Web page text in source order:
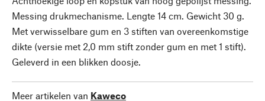
Messing drukmechanisme. Lengte 14 cm. Gewicht 30 g.
Met verwisselbare gum en 3 stiften van overeenkomstige
dikte (versie met 2,0 mm stift zonder gum en met 1 stift).
Geleverd in een blikken doosje.
Meer artikelen van Kaweco